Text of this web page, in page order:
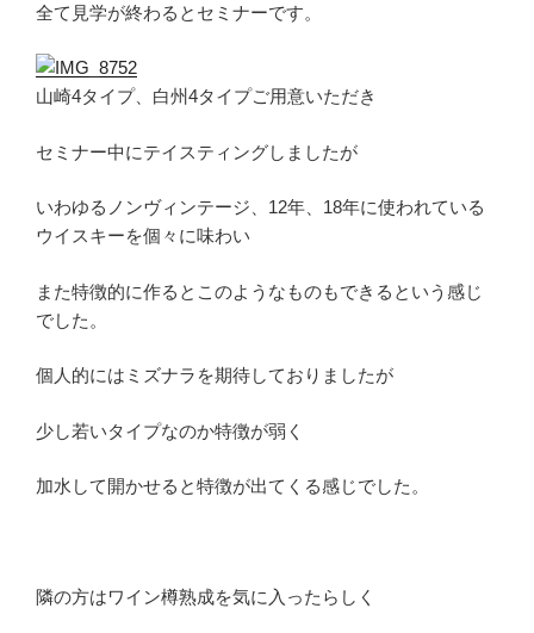
全て見学が終わるとセミナーです。
山崎4タイプ、白州4タイプご用意いただき
セミナー中にテイスティングしましたが
いわゆるノンヴィンテージ、12年、18年に使われている
ウイスキーを個々に味わい
また特徴的に作るとこのようなものもできるという感じ
でした。
個人的にはミズナラを期待しておりましたが
少し若いタイプなのか特徴が弱く
加水して開かせると特徴が出てくる感じでした。
隣の方はワイン樽熟成を気に入ったらしく